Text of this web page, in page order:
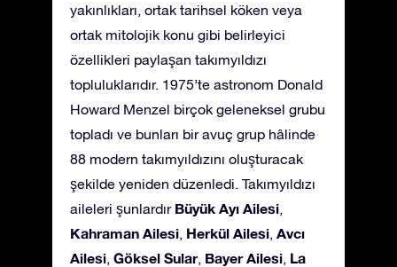
yakınlıkları, ortak tarihsel köken veya
ortak mitolojik konu gibi belirleyici
özellikleri paylaşan takımyıldızı
topluluklarıdır. 1975’te astronom Donald
Howard Menzel birçok geleneksel grubu
topladı ve bunları bir avuç grup hâlinde
88 modern takımyıldızını oluşturacak
şekilde yeniden düzenledi. Takımyıldızı
aileleri şunlardır Büyük Ayı Ailesi
Kahraman Ailesi Herkül Ailesi Avcı
Ailesi Göksel Sular, Bayer Ailesi La